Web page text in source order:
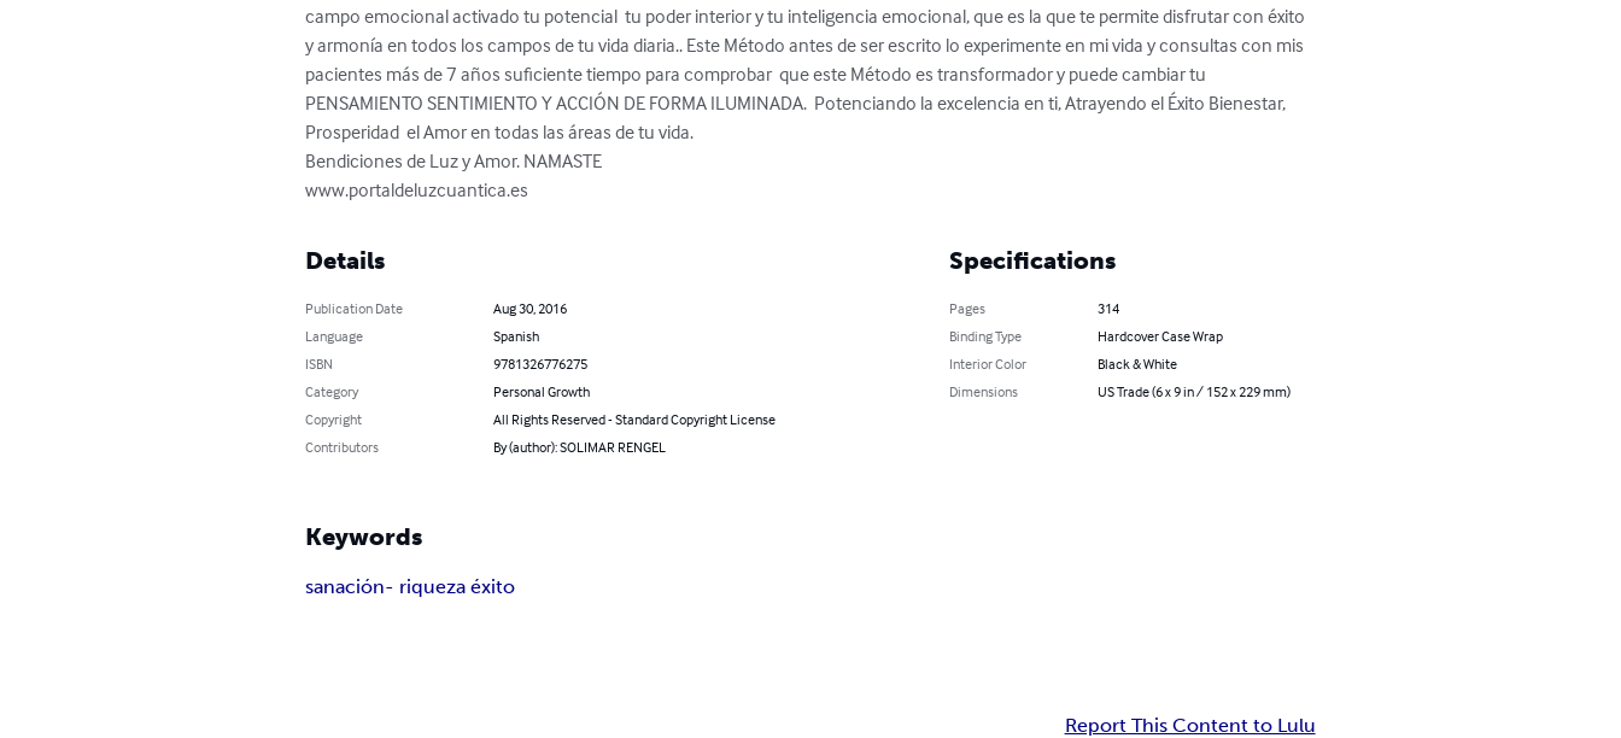
campo emocional activado tu potencial  tu poder interior y tu inteligencia emocional, que es la que te permite disfrutar con éxito
y armonía en todos los campos de tu vida diaria.. Este Método antes de ser escrito lo experimente en mi vida y consultas con mis
pacientes más de 7 años suficiente tiempo para comprobar  que este Método es transformador y puede cambiar tu
PENSAMIENTO SENTIMIENTO Y ACCIÓN DE FORMA ILUMINADA.  Potenciando la excelencia en ti, Atrayendo el Éxito Bienestar,
Prosperidad  el Amor en todas las áreas de tu vida.
Bendiciones de Luz y Amor. NAMASTE
www.portaldeluzcuantica.es
Details
Publication Date
Aug 30, 2016
Language
Spanish
ISBN
9781326776275
Category
Personal Growth
Copyright
All Rights Reserved - Standard Copyright License
Contributors
By (author): SOLIMAR RENGEL
Specifications
Pages
314
Binding Type
Hardcover Case Wrap
Interior Color
Black & White
Dimensions
US Trade (6 x 9 in / 152 x 229 mm)
Keywords
sanación- riqueza éxito
Report This Content to Lulu